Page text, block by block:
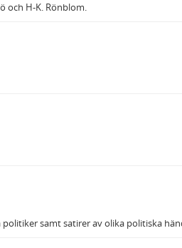
och H-K. Rönblom.
samt satirer av olika politiska